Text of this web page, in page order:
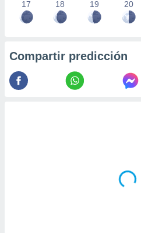
17 18 19 20
Compartir predicción